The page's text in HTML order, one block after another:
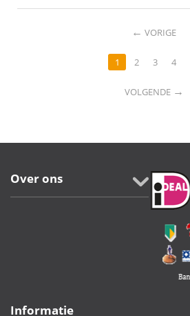
← VORIGE
1 2 3 4
VOLGENDE →
Over ons
Informatie